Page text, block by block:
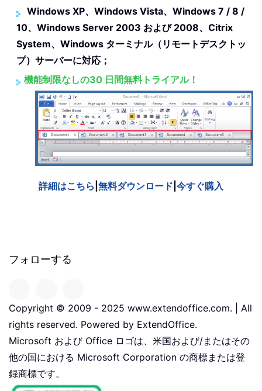
Windows XP、Windows Vista、Windows 7 / 8 /
10、Windows Server 2003 および 2008、Citrix
System、Windows ターミナル（リモートデスクトッ
プ）サーバーに対応；
機能制限なしの30 日間無料トライアル！
詳細はこちら 無料ダウンロード 今すぐ購入
フォローする
Copyright © 2009 - 2025 www.extendoffice.com. | All
rights reserved. Powered by ExtendOffice.
Microsoft および Office ロゴは、米国および/またはその
他の国における Microsoft Corporation の商標または登
録商標です。